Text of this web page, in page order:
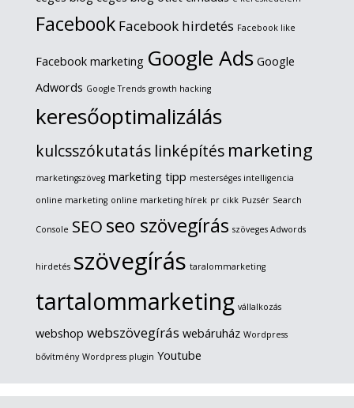
Facebook Facebook hirdetés Facebook like
Facebook marketing Google Ads Google
Adwords Google Trends growth hacking
keresőoptimalizálás
kulcsszókutatás linképítés marketing
marketingszöveg marketing tipp mesterséges intelligencia
online marketing online marketing hírek pr cikk Puzsér Search
Console SEO seo szövegírás szöveges Adwords
hirdetés szövegírás taralommarketing
tartalommarketing vállalkozás
webshop webszövegírás webáruház Wordpress
bővítmény Wordpress plugin Youtube